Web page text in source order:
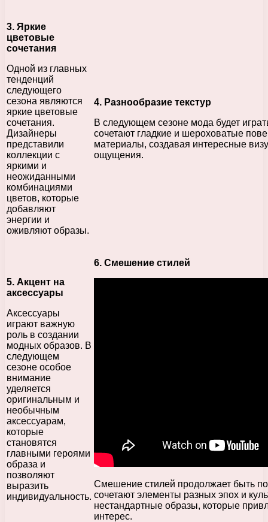
3. Яркие
цветовые
сочетания
Одной из главных
тенденций
следующего
сезона являются
яркие цветовые
сочетания.
Дизайнеры
представили
коллекции с
яркими и
неожиданными
комбинациями
цветов, которые
добавляют
энергии и
оживляют образы.
4. Разнообразие текстур
В следующем сезоне мода будет
сочетают гладкие и шероховатые
материалы, создавая интересные
ощущения.
5. Акцент на
аксессуары
Аксессуары
играют важную
роль в создании
модных образов. В
следующем
сезоне особое
внимание
уделяется
оригинальным и
необычным
аксессуарам,
которые
становятся
главными героями
образа и
позволяют
выразить
индивидуальность.
6. Смешение стилей
Смешение стилей продолжает быть
сочетают элементы разных эпох и
нестандартные образы, которые
интерес.